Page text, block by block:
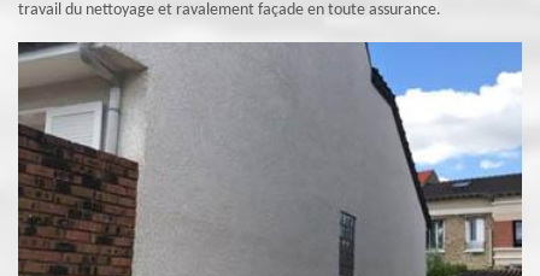
travail du nettoyage et ravalement façade en toute assurance.